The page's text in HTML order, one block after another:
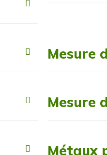
Mesure
Mesure
Métaux